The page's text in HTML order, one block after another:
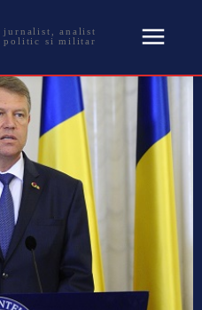
jurnalist, analist
politic si militar